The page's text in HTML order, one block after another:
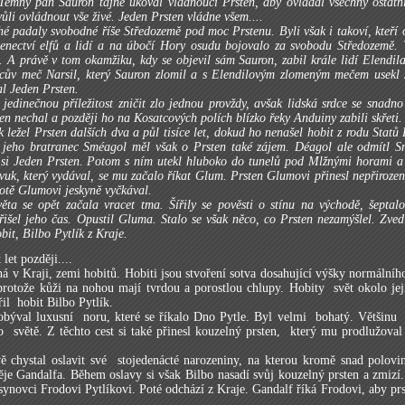
ovládnout vše živé. Jeden Prsten vládne všem....
padaly svobodné říše Středozemě pod moc Prstenu. Byli však i takoví,
elfů a lidí a na úbočí Hory osudu bojovalo za svobodu
A právě v tom okamžiku, kdy se objevil sám Sauron, zabil krále lidí
meč Narsil, který Sauron zlomil a s Elendilovým zlomeným mečem usekl
Jeden Prsten.
příležitost zničit zlo jednou provždy, avšak lidská srdce se
nechal a později ho na Kosatcových polích blízko řeky Anduiny zabili
ležel Prsten dalších dva a půl tisíce let, dokud ho nenašel hobit z rodu
bratranec Sméagol měl však o Prsten také zájem. Déagol ale odmítl
Jeden Prsten. Potom s ním utekl hluboko do tunelů pod Mlžnými horami
který vydával, se mu začalo říkat Glum. Prsten Glumovi přinesl
Glumovi jeskyně vyčkával.
se opět začala vracet tma. Šířily se pověsti o stínu na východě,
jeho čas. Opustil Gluma. Stalo se však něco, co Prsten nezamýšlel.
Bilbo Pytlík z Kraje.
let později....
v Kraji, zemi hobitů. Hobiti jsou stvoření sotva dosahující výšky
kůži na nohou mají tvrdou a porostlou chlupy. Hobity svět okolo
hobit Bilbo Pytlík.
luxusní noru, které se říkalo Dno Pytle. Byl velmi bohatý. Většinu
světě. Z těchto cest si také přinesl kouzelný prsten, který mu
chystal oslavit své stojedenácté narozeniny, na kterou kromě snad
Gandalfa. Během oslavy si však Bilbo nasadí svůj kouzelný prsten a
Frodovi Pytlíkovi. Poté odchází z Kraje. Gandalf říká Frodovi, aby